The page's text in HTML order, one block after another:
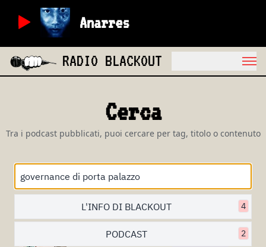
Anarres
RADIO BLACKOUT
Cerca
Tra i podcast pubblicati, puoi cercare per tag, titolo o contenuto
L'INFO DI BLACKOUT 4
PODCAST 2